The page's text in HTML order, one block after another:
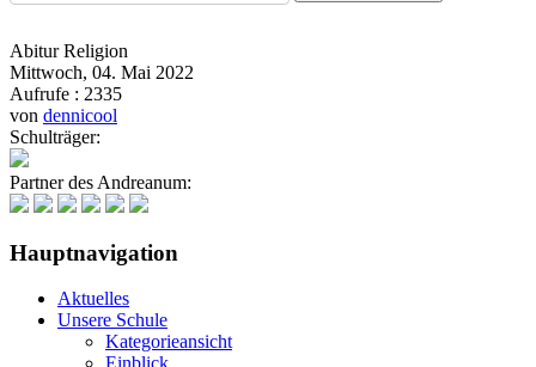
Abitur Religion
Mittwoch, 04. Mai 2022
Aufrufe : 2335
von dennicool
Schulträger:
Partner des Andreanum:
Hauptnavigation
Aktuelles
Unsere Schule
Kategorieansicht